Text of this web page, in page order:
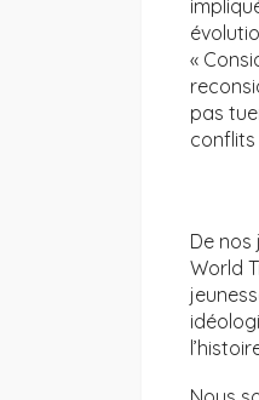
«
pas
conflits
De nos
World